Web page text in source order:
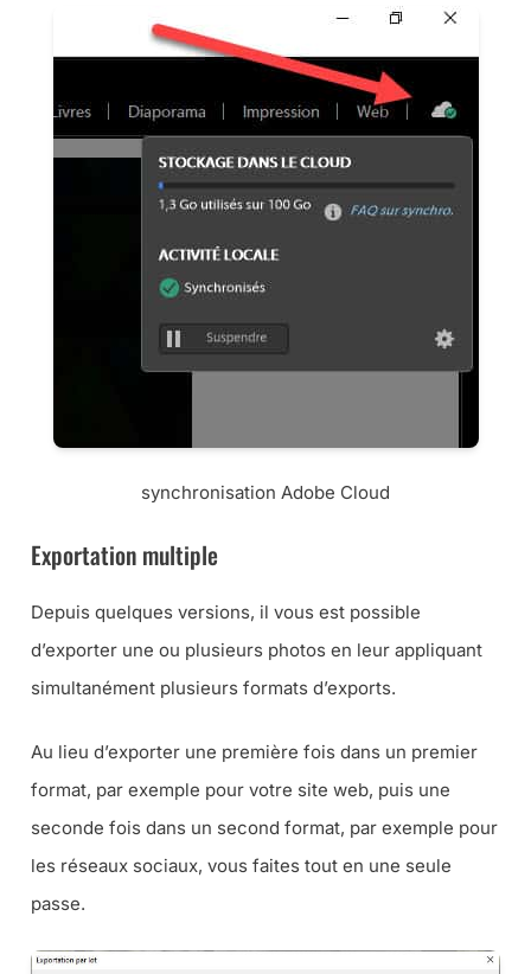
synchronisation Adobe Cloud
Exportation multiple
Depuis quelques versions, il vous est possible
d’exporter une ou plusieurs photos en leur appliquant
simultanément plusieurs formats d’exports.
Au lieu d’exporter une première fois dans un premier
format, par exemple pour votre site web, puis une
seconde fois dans un second format, par exemple pour
les réseaux sociaux, vous faites tout en une seule
passe.